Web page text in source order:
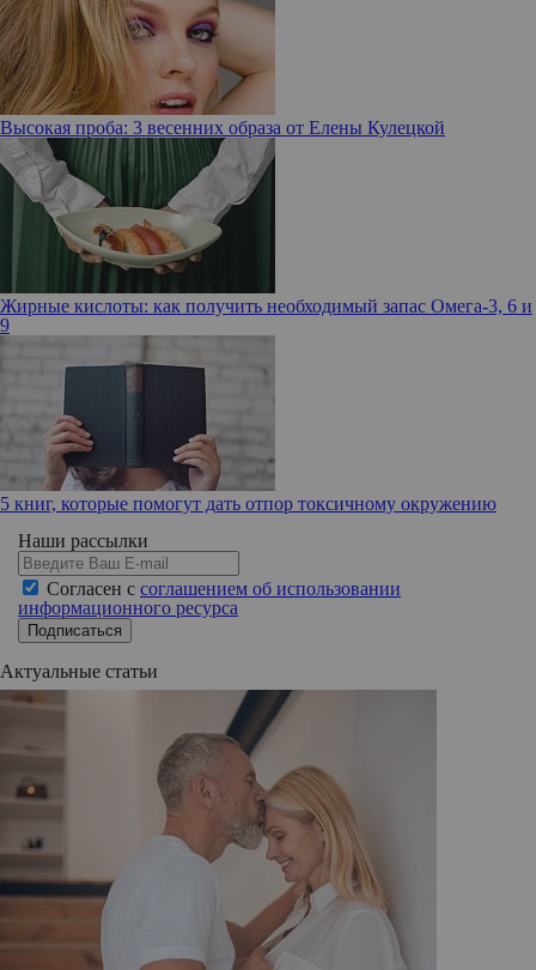
Высокая проба: 3 весенних образа от Елены Кулецкой
Жирные кислоты: как получить необходимый запас Омега-3, 6 и
9
5 книг, которые помогут дать отпор токсичному окружению
Наши рассылки
Согласен с соглашением об использовании
информационного ресурса
Подписаться
Актуальные статьи